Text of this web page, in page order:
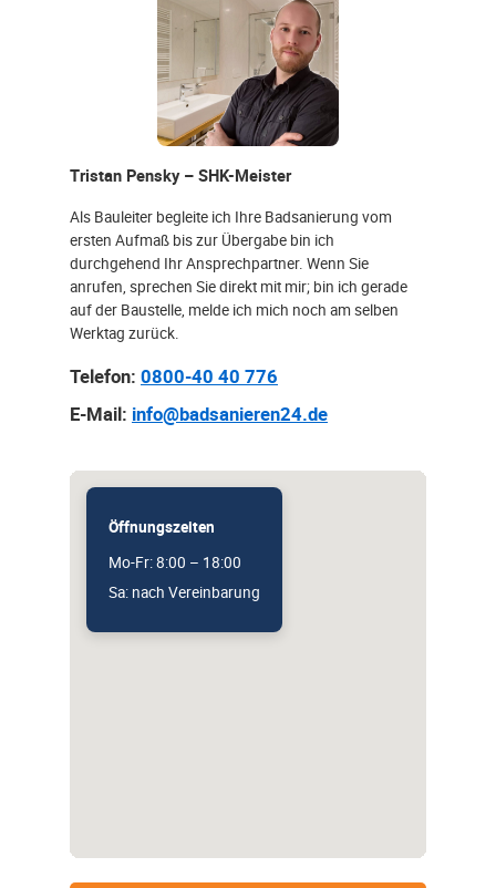
Tristan Pensky – SHK-Meister
Als Bauleiter begleite ich Ihre Badsanierung vom
ersten Aufmaß bis zur Übergabe bin ich
durchgehend Ihr Ansprechpartner. Wenn Sie
anrufen, sprechen Sie direkt mit mir; bin ich gerade
auf der Baustelle, melde ich mich noch am selben
Werktag zurück.
Telefon: 0800-40 40 776
E-Mail: info@badsanieren24.de
Öffnungszeiten
Mo-Fr: 8:00 – 18:00
Sa: nach Vereinbarung